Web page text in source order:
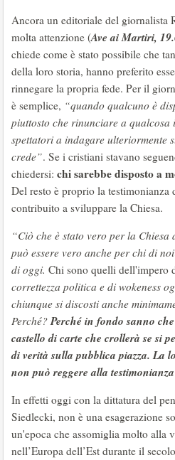
Ancora un editoriale del giornalista
molta attenzione (Ave ai Martiri,
chiede come è stato possibile che
della loro storia, hanno preferito
rinnegare la propria fede. Per il
è semplice, “quando qualcuno è
piuttosto che rinunciare a
spettatori a indagare ulteriormente
crede”. Se i cristiani stavano
chiedersi: chi sarebbe disposto a
Del resto è proprio la testimonianza
contribuito a sviluppare la Chiesa.
“Ciò che è stato vero per la Chiesa
può essere vero anche per chi di
di oggi. Chi sono quelli dell'impero
correttezza politica e di wokeness
chiunque si discosti anche
Perché?Perché in fondo sanno
castello di carte che crollerà se si
di verità sulla pubblica piazza. La
non può reggere alla
In effetti oggi con la dittatura del
Siedlecki, non è una esagerazione
un'epoca che assomiglia molto alla
nell’Europa dell’Est durante il